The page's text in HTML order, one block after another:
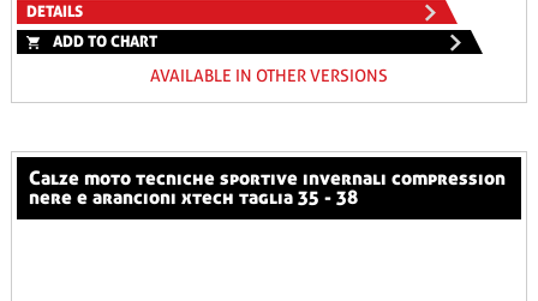
DETAILS
ADD TO CHART
AVAILABLE IN OTHER VERSIONS
calze moto tecniche sportive invernali compression
nere e arancioni xtech taglia 35 - 38